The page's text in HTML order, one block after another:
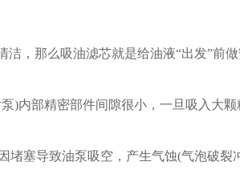
，那么吸油滤芯就是给油液“出发”前
部精密部件间隙很小，一旦吸入大颗
塞导致油泵吸空，产生气蚀(气泡破裂